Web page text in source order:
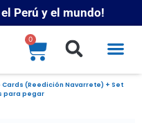
Perú y el mundo!
0
Cards (Reedición Navarrete) + Set
para pegar